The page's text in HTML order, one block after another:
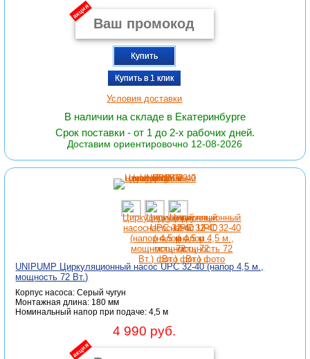
акция
Купить
Купить в 1 клик
Условия доставки
В наличии на складе в Екатеринбурге
Срок поставки - от 1 до 2-х рабочих дней.
Доставим ориентировочно 12-08-2026
UNIPUMP Циркуляционный насос UPС 32-40 (напор 4,5 м.,
мощность 72 Вт.)
Корпус насоса: Серый чугун
Монтажная длина: 180 мм
Номинальный напор при подаче: 4,5 м
4 990 руб.
акция